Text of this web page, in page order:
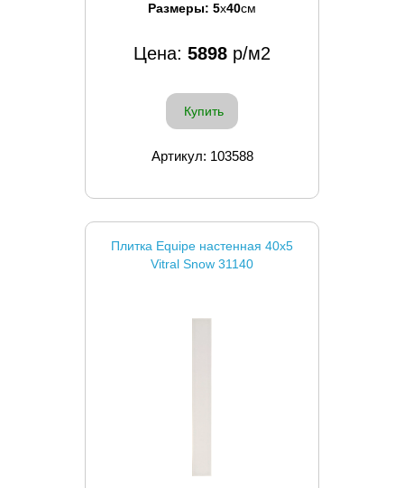
Размеры: 5x40см
Цена: 5898 р/м2
Купить
Артикул: 103588
Плитка Equipe настенная 40x5
Vitral Snow 31140